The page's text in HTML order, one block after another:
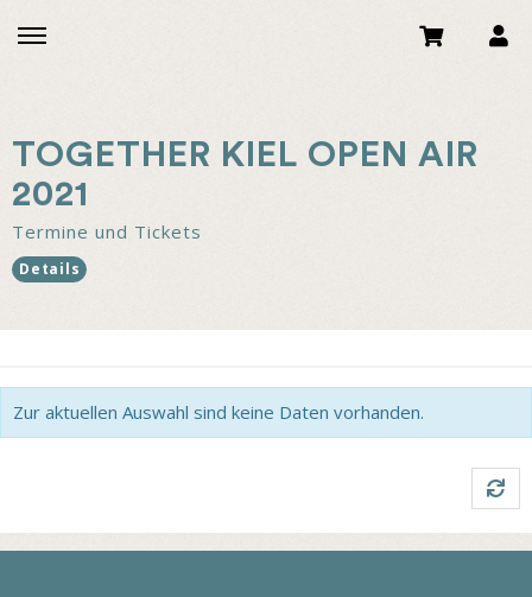
TOGETHER KIEL OPEN AIR
2021
Termine und Tickets
Details
Zur aktuellen Auswahl sind keine Daten vorhanden.